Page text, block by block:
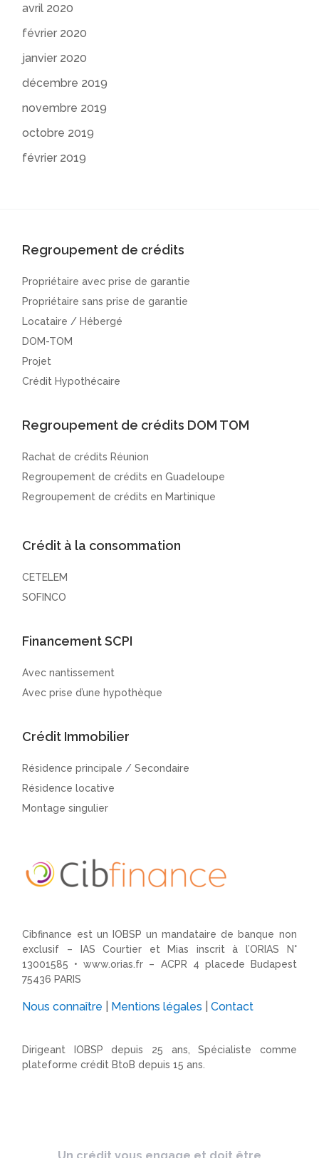
avril 2020
février 2020
janvier 2020
décembre 2019
novembre 2019
octobre 2019
février 2019
Regroupement de crédits
Propriétaire avec prise de garantie
Propriétaire sans prise de garantie
Locataire / Hébergé
DOM-TOM
Projet
Crédit Hypothécaire
Regroupement de crédits DOM TOM
Rachat de crédits Réunion
Regroupement de crédits en Guadeloupe
Regroupement de crédits en Martinique
Crédit à la consommation
CETELEM
SOFINCO
Financement SCPI
Avec nantissement
Avec prise d’une hypothèque
Crédit Immobilier
Résidence principale / Secondaire
Résidence locative
Montage singulier
Cibfinance est un IOBSP un mandataire de banque non
exclusif – IAS Courtier et Mias inscrit à l’ORIAS N°
13001585 •www.orias.fr – ACPR 4 placede Budapest
75436 PARIS
Nous connaître Mentions légales |Contact
Dirigeant IOBSP depuis 25 ans, Spécialiste comme
plateforme crédit BtoB depuis 15 ans.
Un crédit vous engage et doit être